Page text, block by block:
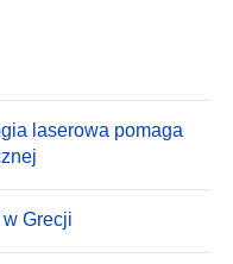
laserowa pomaga
Grecji